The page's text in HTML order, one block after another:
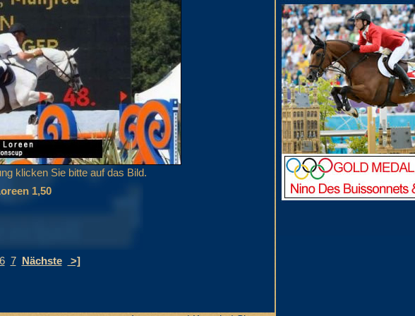
klicken Sie bitte auf das Bild.
1,50
6 7 Nächste >]